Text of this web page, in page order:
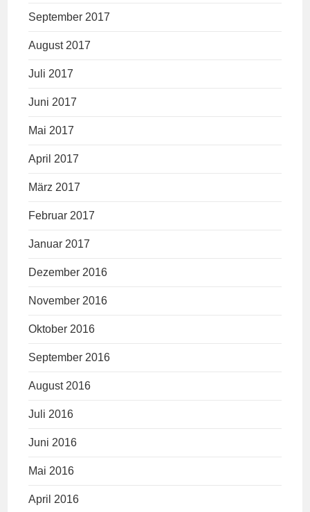
September 2017
August 2017
Juli 2017
Juni 2017
Mai 2017
April 2017
März 2017
Februar 2017
Januar 2017
Dezember 2016
November 2016
Oktober 2016
September 2016
August 2016
Juli 2016
Juni 2016
Mai 2016
April 2016